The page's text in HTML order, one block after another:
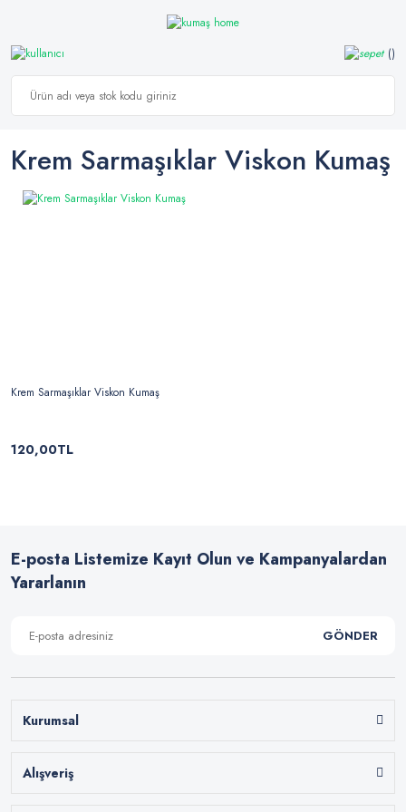
Krem Sarmaşıklar Viskon Kumaş
Krem Sarmaşıklar Viskon Kumaş
120,00TL
E-posta Listemize Kayıt Olun ve Kampanyalardan
Yararlanın
GÖNDER
Kurumsal
Alışveriş